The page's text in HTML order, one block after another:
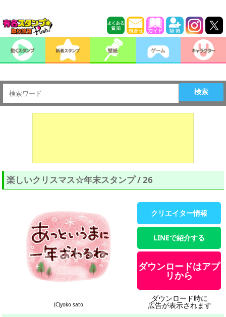
検索
楽しいクリスマス☆年末スタンプ / 26
(C)yoko sato
クリエイター情報
LINEで紹介する
ダウンロードはアプ
リから
ダウンロード時に
広告が表示されます